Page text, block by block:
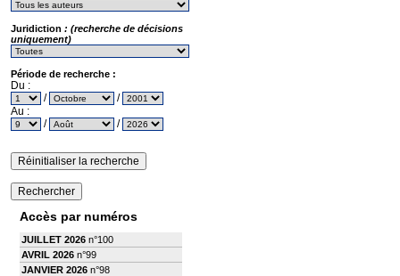
Juridiction : (recherche de décisions
uniquement)
Période de recherche :
Du :
/
/
Au :
/
/
Accès par numéros
JUILLET 2026 n°100
AVRIL 2026 n°99
JANVIER 2026 n°98